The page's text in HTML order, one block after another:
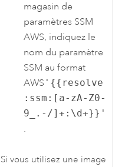
magasin de
paramètres SSM
AWS, indiquez le
nom du paramètre
SSM au format
AWS '{{resolve
:ssm:[a-zA-Z0-
9_.-/]+:\d+}}'
.
Si vous utilisez une image